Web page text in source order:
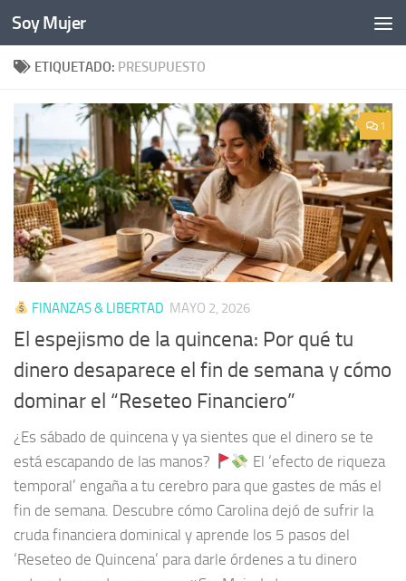
Bajo el contenido
Soy Mujer
ETIQUETADO: PRESUPUESTO
1
FINANZAS & LIBERTAD MAYO 2, 2026
El espejismo de la quincena: Por qué tu
dinero desaparece el fin de semana y cómo
dominar el “Reseteo Financiero”
¿Es sábado de quincena y ya sientes que el dinero se te
está escapando de las manos?
El ‘efecto de riqueza
temporal’ engaña a tu cerebro para que gastes de más el
fin de semana. Descubre cómo Carolina dejó de sufrir la
cruda financiera dominical y aprende los 5 pasos del
‘Reseteo de Quincena’ para darle órdenes a tu dinero